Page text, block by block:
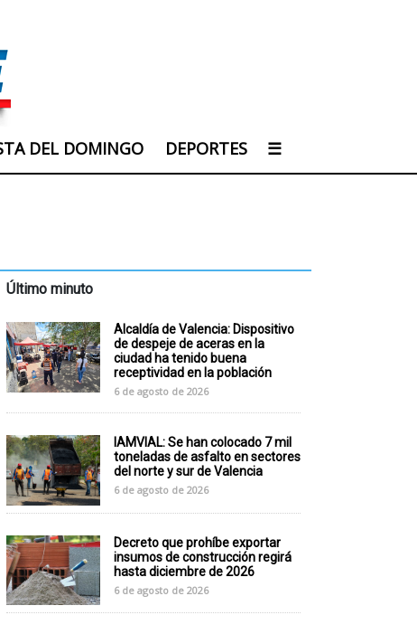
DEL DOMINGO DEPORTES ☰
Último minuto
Alcaldía de Valencia: Dispositivo
de despeje de aceras en la
ciudad ha tenido buena
receptividad en la población
6 de agosto de 2026
IAMVIAL: Se han colocado 7 mil
toneladas de asfalto en sectores
del norte y sur de Valencia
6 de agosto de 2026
Decreto que prohíbe exportar
insumos de construcción regirá
hasta diciembre de 2026
6 de agosto de 2026